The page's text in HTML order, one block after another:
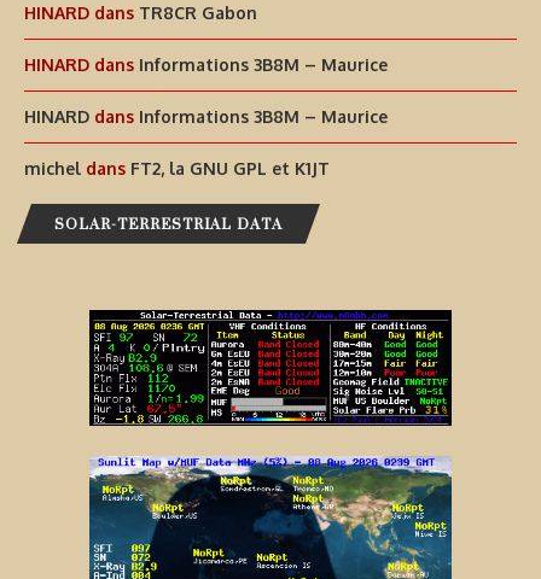
HINARD dans TR8CR Gabon
HINARD dans Informations 3B8M – Maurice
HINARD dans Informations 3B8M – Maurice
michel dans FT2, la GNU GPL et K1JT
SOLAR-TERRESTRIAL DATA